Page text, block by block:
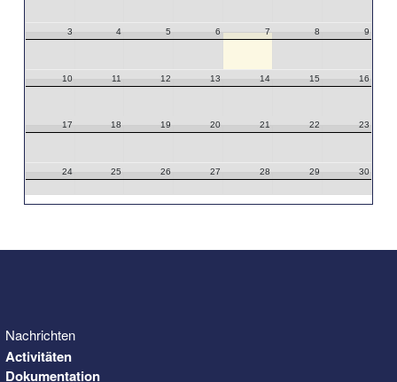
3 4 5 6 7 8 9
10 11 12 13 14 15 16
17 18 19 20 21 22 23
24 25 26 27 28 29 30
Nachrichten
Activitäten
Dokumentation